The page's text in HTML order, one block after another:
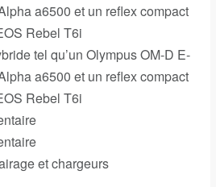
a6500 et un reflex compact
Rebel T6i
tel qu’un Olympus OM-D E-
a6500 et un reflex compact
Rebel T6i
et chargeurs